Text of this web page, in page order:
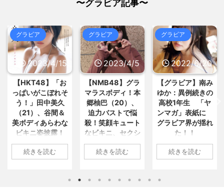
すめ
NEW! (8/7 16:19)
【画像】すげぇスタイルのギャ
ル、現るwww / おまとめ : おすすめ
NEW!
(8/7 16:19)
宮崎駿「心の穴を埋めるために、
交配を重ねた毛虫みたいな小さな... /
おまとめ : おすすめ NEW! (8/7 15:53)
【最近】冷たい空調服ってやつが
出てるらしくめっちゃ欲しい / おまと
め : おすすめ NEW! (8/7 15:41)
【信長の野望・新生】米問屋をど
ういう時にどこに建てるのかわか... /
(8/29 00:02)
安倍国葬たったの2.5億円に批判
いーあんてな(#ﾟｗﾟ)
の船が衝突2人死亡 南シナ海... / 5ch
まとめMAP(総合) NEW! (8/7 18:15)
【画像】今のクソガキ共、これを
見たこと無くて渡されたらパニク... /
5chまとめMAP(総合) NEW!
(8/7
17:27)
【芸能】ココリコ遠藤の自宅、猛
暑で全館空調故障…新品交換費3... /
5chまとめMAP(総合) NEW!
(8/7
17:21)
【相談】早めに予約した通路側の
席に、見知らぬ母子が。車掌の呼... /
5chまとめMAP(総合)
NEW!
17:13)
佐山聡「はいじゃ蹴ってみ」←こ
こからビンタされずに済む方法 / 5ch
〜グラビア記事〜
グラビア
2023/4/15
【HKT48】「お
っぱいがこぼれそ
う！」田中美久
（21）、谷間＆
美ボディあらわな
ビキニ姿披露！
「えっちいすぎ
る」絶賛の声殺到
続きを読む
グラビア
2023/4/5
【NMB48】グラ
マラスボディ！本
郷柚巴（20）、
迫力バストで悩
殺！笑顔キュート
なビキニ、セクシ
ーニット、ランジ
ェリー姿披露
2023/04/01(土)
続きを読む
グラビア
2022/6/20
【グラビア】南み
ゆか：異例続きの
高校1年生 「ヤ
ンマガ」表紙に
グラビア界が揺れ
た！！
1: 名無しさん
2022/06/20(月)
続きを読む